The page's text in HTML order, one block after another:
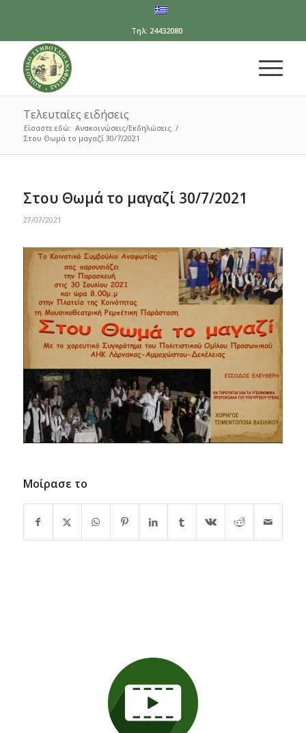
Τηλ: 24432080
Τελευταίες ειδήσεις
Είσαστε εδώ: Ανακοινώσεις/Εκδηλώσεις /
Στου Θωμά το μαγαζί 30/7/2021
Στου Θωμά το μαγαζί 30/7/2021
27/07/2021
Μοίρασε το